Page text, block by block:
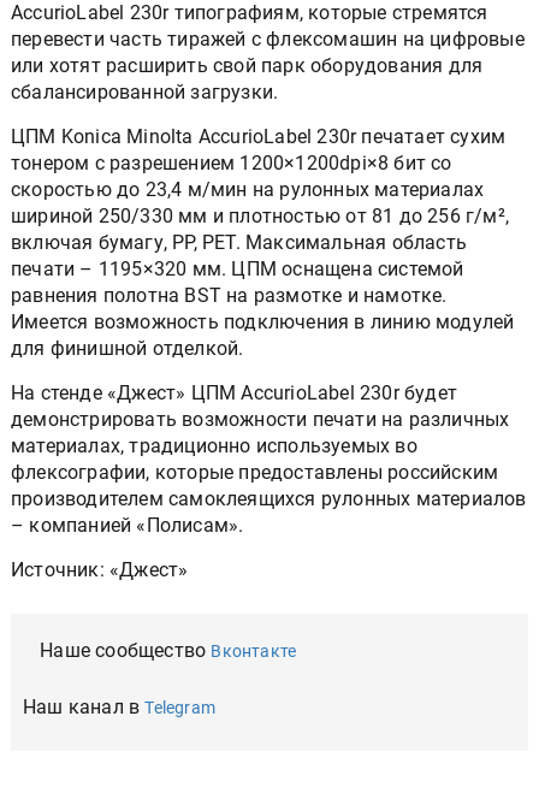
AccurioLabel 230r типографиям, которые стремятся
перевести часть тиражей с флексомашин на цифровые
или хотят расширить свой парк оборудования для
сбалансированной загрузки.
ЦПМ Konica Minolta AccurioLabel 230r печатает сухим
тонером с разрешением 1200×1200dpi×8 бит со
скоростью до 23,4 м/мин на рулонных материалах
шириной 250/330 мм и плотностью от 81 до 256 г/м²,
включая бумагу, PP, PET. Максимальная область
печати – 1195×320 мм. ЦПМ оснащена системой
равнения полотна BST на размотке и намотке.
Имеется возможность подключения в линию модулей
для финишной отделкой.
На стенде «Джест» ЦПМ AccurioLabel 230r будет
демонстрировать возможности печати на различных
материалах, традиционно используемых во
флексографии, которые предоставлены российским
производителем самоклеящихся рулонных материалов
– компанией «Полисам».
Источник: «Джест»
Наше сообщество Вконтакте
Наш канал вTelegram